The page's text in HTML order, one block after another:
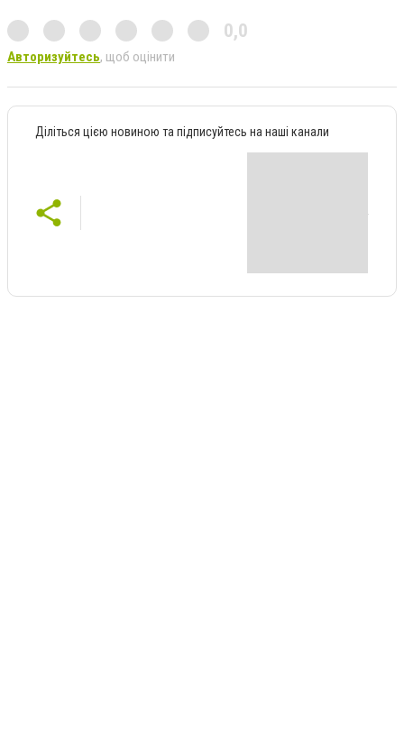
0,0
Авторизуйтесь, щоб оцінити
Діліться цією новиною та підписуйтесь на наші канали